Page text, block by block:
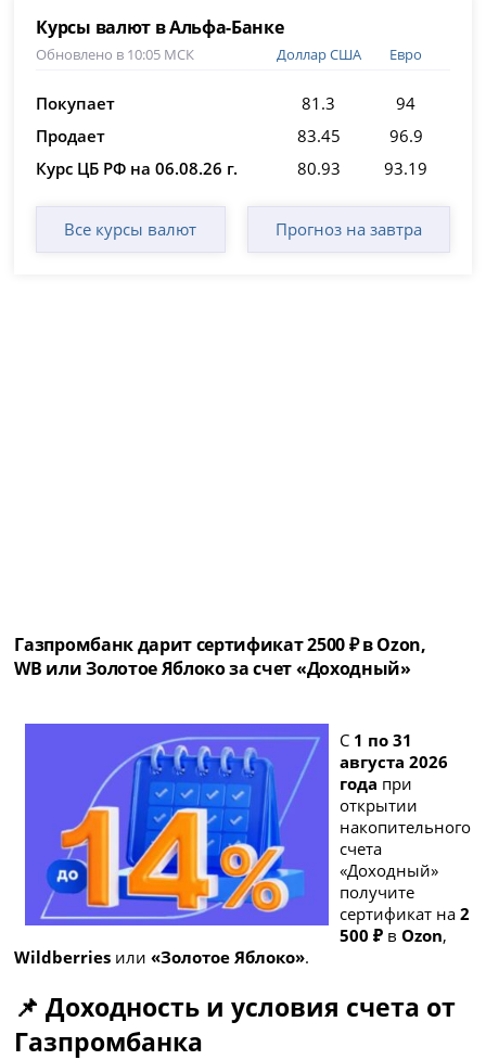
Курсы валют в Альфа-Банке
Обновлено в 10:05 МСК Доллар США Евро
Покупает 81.3
94
Продает
83.45
96.9
Курс ЦБ РФ на 06.08.26 г.
80.93 93.19
Все курсы валют Прогноз на завтра
Газпромбанк дарит сертификат 2500 ₽ в Ozon,
WB или Золотое Яблоко за счет «Доходный»
С 1 по 31
августа 2026
года при
открытии
накопительного
счета
«Доходный»
получите
сертификат на2
500 ₽ вOzon,
Wildberries или«Золотое Яблоко».
📌 Доходность и условия счета от
Газпромбанка